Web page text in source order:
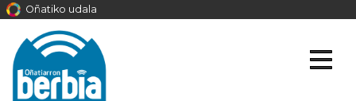
Oñatiko udala